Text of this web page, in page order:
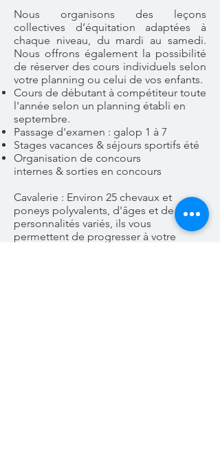
Nous organisons des leçons
collectives d’équitation adaptées à
chaque niveau, du mardi au samedi.
Nous offrons également la possibilité
de réserver des cours individuels selon
votre planning ou celui de vos enfants.
Cours de débutant à compétiteur toute
l'année selon un planning établi en
septembre.
Passage d'examen : galop 1 à 7
Stages vacances & séjours sportifs été
Organisation de concours
internes & sorties en concours
Cavalerie : Environ 25 chevaux et
poneys polyvalents, d'âges et de
personnalités variés, ils vous
permettent de progresser à votre